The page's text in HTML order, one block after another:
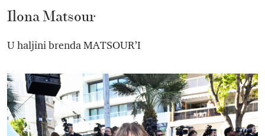
Ilona Matsour
U haljini brenda MATSOUR’I